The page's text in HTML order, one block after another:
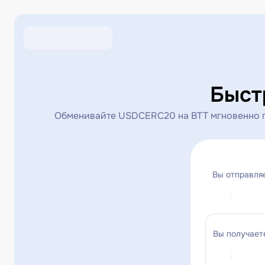
Обменивайте USDCERC20 на BTT
Вы
Вы